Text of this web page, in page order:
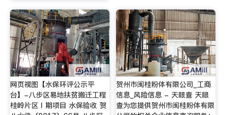
网页视图【水保环评公示平
台】-八步区易地扶贫搬迁工程
桂岭片区Ⅰ期项目 水保验收 贺
贺州市闽桂粉体有限公司_工商
信息_风险信息 - 天眼查 天眼
查为您提供贺州市闽桂粉体有限